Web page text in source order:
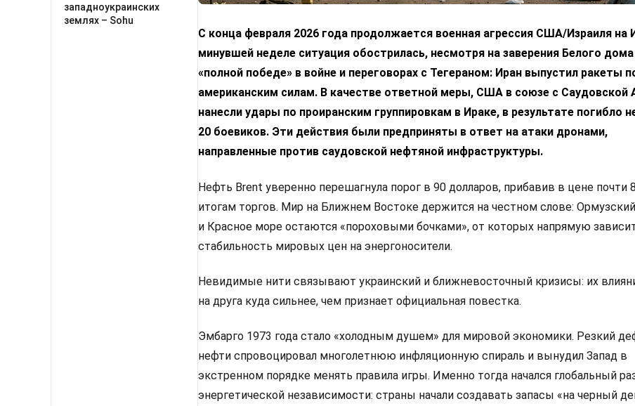
западноукраинских
землях – Sohu
С конца февраля 2026 года продолжается военная агрессия США/Израиля на
минувшей неделе ситуация обострилась, несмотря на заверения Белого
«полной победе» в войне и переговорах с Тегераном: Иран выпустил ракеты
американским силам. В качестве ответной меры, США в союзе с Саудовской
нанесли удары по проиранским группировкам в Ираке, в результате погибло
20 боевиков. Эти действия были предприняты в ответ на атаки дронами,
направленные против саудовской нефтяной инфраструктуры.
Нефть Brent уверенно перешагнула порог в 90 долларов, прибавив в цене почти
итогам торгов. Мир на Ближнем Востоке держится на честном слове:
и Красное море остаются «пороховыми бочками», от которых напрямую
стабильность мировых цен на энергоносители.
Невидимые нити связывают украинский и ближневосточный кризисы: их
на друга куда сильнее, чем признает официальная повестка.
Эмбарго 1973 года стало «холодным душем» для мировой экономики. Резкий
нефти спровоцировал многолетнюю инфляционную спираль и вынудил Запад в
экстренном порядке менять правила игры. Именно тогда начался глобальный
энергетической независимости: страны начали создавать запасы «на черный